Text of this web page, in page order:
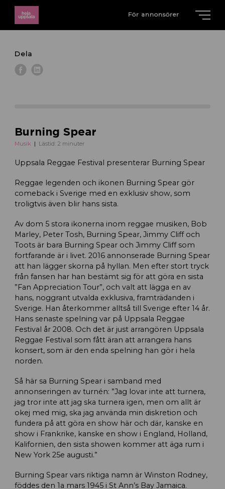
För annonsörer
Dela
Burning Spear
Musik Lästid: 2 minuter
Uppsala Reggae Festival presenterar Burning Spear
Reggae legenden och ikonen Burning Spear gör
comeback i Sverige med en exklusiv show, som
troligtvis även blir hans sista.
Av dom 5 stora ikonerna inom reggae musiken, Bob
Marley, Peter Tosh, Burning Spear, Jimmy Cliff och
Toots är bara Burning Spear och Jimmy Cliff som
fortfarande är i livet. 2016 annonserade Burning Spear
att han lägger skorna på hyllan. Men efter stort tryck
från fansen har han bestämt sig för att göra en sista
”Fan Appreciation Tour”, och valt att lägga en av
hans, noggrant utvalda exklusiva, framträdanden i
Sverige. Han återkommer alltså till Sverige efter 14 år.
Hans senaste spelning var på Uppsala Reggae
Festival år 2008. Och det är just arrangören Uppsala
Reggae Festival som fått äran att arrangera hans
konsert, som är den enda spelning han gör i hela
norden.
Så här sa Burning Spear i samband med
annonseringen av turnén: ”Jag lovar inte att turnera,
jag tror inte att jag ska turnera igen, men om allt är
okej med mig, ska jag använda min diskretion och
fundera på att göra en show här och där, kanske en
show i Frankrike, kanske en show i England, Holland,
Kalifornien, den sista showen kommer att äga rum i
New York 25e augusti.”
Burning Spear vars riktiga namn är Winston Rodney,
föddes den 1a mars 1945 i St Ann’s Bay Jamaica.